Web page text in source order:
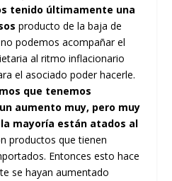
tenido últimamente una
producto de la baja de
podemos acompañar el
al ritmo inflacionario
el asociado poder hacerle.
que tenemos
aumento muy, pero muy
mayoría están atados al
productos que tienen
Entonces esto hace
se hayan aumentado